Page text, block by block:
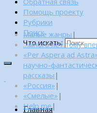
Помощь проекту
Рубрики
Поиск
Что искать:
Главная
Малые жанры |
…много лет тому
«Per Aspera ad
научно-
рассказы |
«Россия» |
«Смелые» |
Help me|